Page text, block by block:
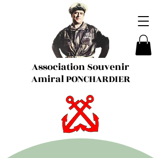
Association Souvenir
Amiral PONCHARDIER